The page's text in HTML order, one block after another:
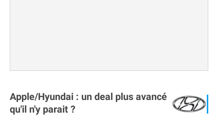
Apple/Hyundai : un deal plus avancé
qu'il n'y parait ?